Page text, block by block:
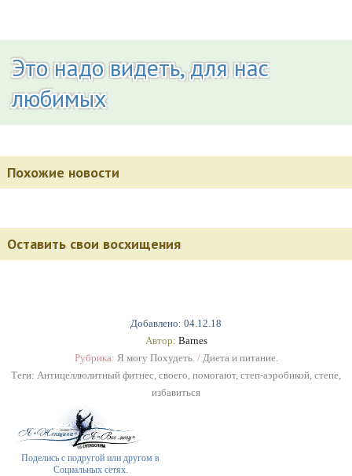
Добавлено: 04.12.18
Автор: Barnes
Рубрика: Я могу Похудеть./ Диета и питание.
Теги: Антицеллюлитный фитнес, своего, помогают, степ-аэробикой, степе,
избавиться
Поделись с подругой или другом в
Социальных сетях.
Это надо видеть, для нас
любимых
Похожие новости
Оставить свои восхищения